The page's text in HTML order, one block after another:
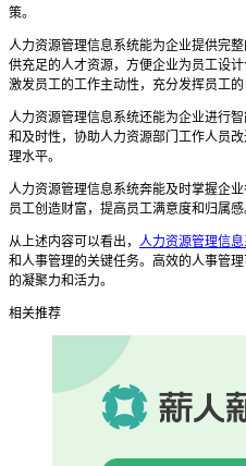
策。
人力资源管理信息系统能为企业提供完
供充足的人才资源， 方便企业为员工设
激发员工的工作主动性，充分发挥员工
人力资源管理信息系统还能为企业进行
和及时性 ， 协助人力资源部门工作人员
理水平。
人力资源管理信息系统奔能及时掌握企
员工创造财富，提高员工满意度和归属感
从上述内容可以看出， 人力资源管理信
和人事管理的关键任务。高效的人事管
的凝聚力和活力。
相关推荐